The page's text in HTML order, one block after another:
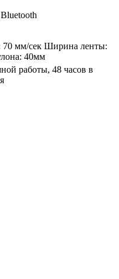
70 мм/сек Ширина ленты:
40мм
работы, 48 часов в